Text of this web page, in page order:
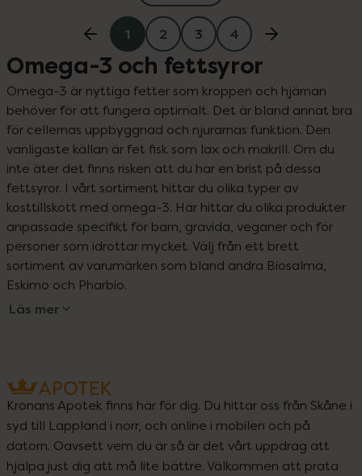
1 2 3 4
Omega-3 och fettsyror
Omega-3 är nyttiga fetter som kroppen och hjärnan
behöver för att fungera optimalt. Det är bland annat bra
för cellernas uppbyggnad och njurarnas funktion. Den
vanligaste källan är fet fisk som lax och makrill. Om du
inte äter det finns risken att du har en brist på dessa
fettsyror. I vårt sortiment hittar du olika typer av
kosttillskott med omega-3. Här hittar du olika produkter
anpassade specifikt för barn, gravida, veganer och för
personer som idrottar mycket. Välj från ett brett
sortiment av varumärken som bland andra Biosalma,
Eskimo och Pharbio.
Läs mer
Kronans Apotek finns här för dig. Du hittar oss från Skåne i
syd till Lappland i norr, och online i mobilen och på
datorn. Oavsett vem du är så är det vårt uppdrag att
hjälpa just dig att må lite bättre. Välkommen att prata